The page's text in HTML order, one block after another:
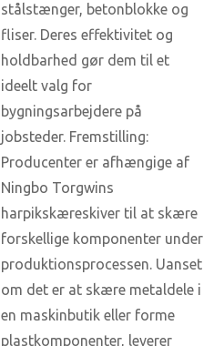
stålstænger, betonblokke og
fliser. Deres effektivitet og
holdbarhed gør dem til et
ideelt valg for
bygningsarbejdere på
jobsteder. Fremstilling:
Producenter er afhængige af
Ningbo Torgwins
harpikskæreskiver til at skære
forskellige komponenter under
produktionsprocessen. Uanset
om det er at skære metaldele i
en maskinbutik eller forme
plastkomponenter, leverer